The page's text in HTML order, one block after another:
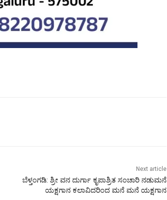
Next article
ಬೆಳ್ತಂಗಡಿ: ಶ್ರೀ ವನ ದುರ್ಗಾ ಕೃಪಾಶ್ರಿತ ಸಂಚಾರಿ ನಡುಮನೆ
ಯಕ್ಷಗಾನ ಕಲಾವಿದರಿಂದ ಮನೆ ಮನೆ ಯಕ್ಷಗಾನ